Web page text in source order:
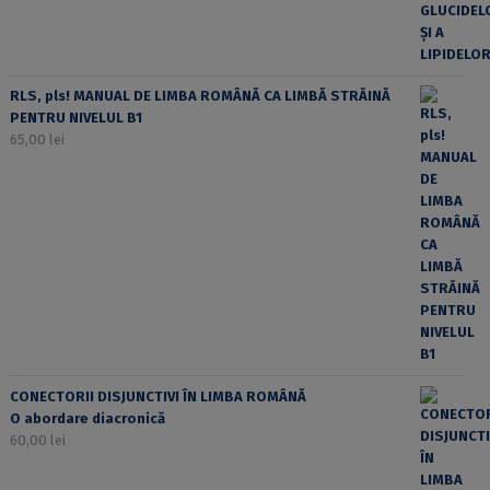
RLS, pls! MANUAL DE LIMBA ROMÂNĂ CA LIMBĂ STRĂINĂ
PENTRU NIVELUL B1
65,00 lei
CONECTORII DISJUNCTIVI ÎN LIMBA ROMÂNĂ
O abordare diacronică
60,00 lei